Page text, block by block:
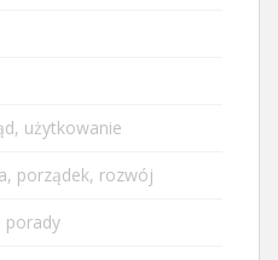
użytkowanie
porządek, rozwój
porady